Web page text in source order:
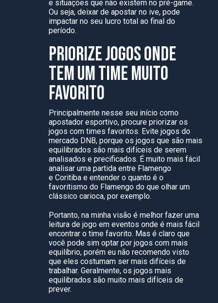
e situações que não existem no pré-game.
Ou seja, deixar de apostar no ive, pode
impactar no seu lucro total ao final do
período.
PRIORIZE JOGOS ONDE
TEM UM TIME MUITO
FAVORITO
Principalmente nesse seu início como
apostador esportivo, procure priorizar os
jogos com times favoritos. Evite jogos do
mercado DNB, porque os jogos que são mais
equilibrados são mais difíceis de serem
analisados e precificados. É muito mais fácil
analisar uma partida entre Flamengo
e Coritiba e entender o quanto é o
favoritismo do Flamengo do que olhar um
clássico carioca, por exemplo.
Portanto, na minha visão é melhor fazer uma
leitura de jogo em eventos onde é mais fácil
encontrar o time favorito. Mas é claro que
você pode sim optar por jogos com mais
equilíbrio, porém eu não recomendo visto
que eles costumam ser mais difíceis de
trabalhar. Geralmente, os jogos mais
equilibrados são muito mais difíceis de
prever.